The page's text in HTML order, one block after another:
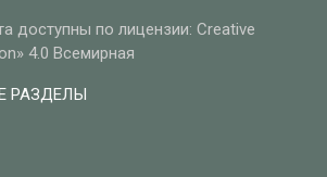
доступны по лицензии: Creative
4.0 Всемирная
РАЗДЕЛЫ